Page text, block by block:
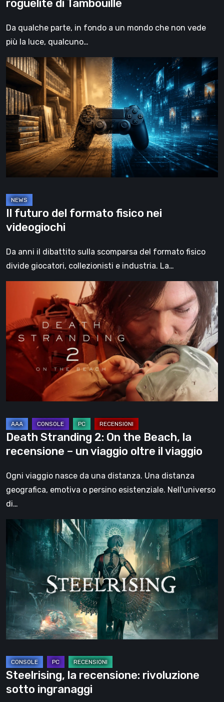
roguelite di Tambouille
Da qualche parte, in fondo a un mondo che non vede
più la luce, qualcuno…
Il
futuro
del
formato
fisico
videogiochi
Il futuro del formato fisico nei
videogiochi
Da anni il dibattito sulla scomparsa del formato fisico
divide giocatori, collezionisti e industria. La…
Stranding
On
the
Beach,
recensione
–
viaggio
oltre
il
Death Stranding 2: On the Beach, la
recensione – un viaggio oltre il viaggio
Ogni viaggio nasce da una distanza. Una distanza
geografica, emotiva o persino esistenziale. Nell'universo
di…
Steelrising,
recensione:
rivoluzione
sotto
ingranaggi
Steelrising, la recensione: rivoluzione
sotto ingranaggi